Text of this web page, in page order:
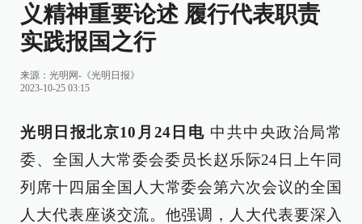
义精神重要论述 履行代表职责
实践报国之行
来源： 光明网-《光明日报》
2023-10-25 03:15
光明日报北京10月24日电 中共中央政治局常
委、全国人大常委会委员长赵乐际24日上午同
列席十四届全国人大常委会第六次会议的全国
人大代表座谈交流。他强调，人大代表要深入